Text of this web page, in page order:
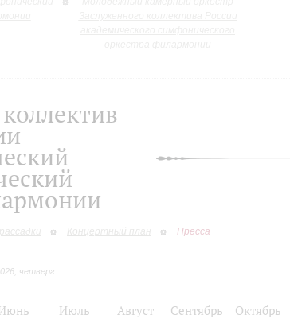
Концертный план Пресса
четверг
Июль Август Сентябрь Октябрь